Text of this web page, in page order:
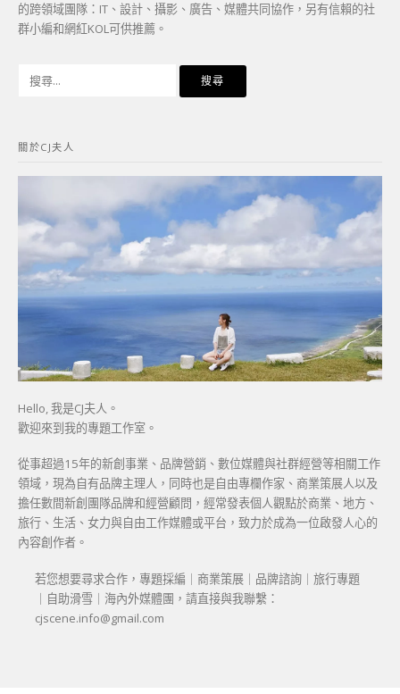
的跨領域團隊：IT、設計、攝影、廣告、媒體共同協作，另有信賴的社
群小編和網紅KOL可供推薦。
字:
關於CJ夫人
Hello, 我是CJ夫人。
歡迎來到我的專題工作室。
從事超過15年的新創事業、品牌營銷、數位媒體與社群經營等相關工作
領域，現為自有品牌主理人，同時也是自由專欄作家、商業策展人以及
擔任數間新創團隊品牌和經營顧問，經常發表個人觀點於商業、地方、
旅行、生活、女力與自由工作媒體或平台，致力於成為一位啟發人心的
內容創作者。
若您想要尋求合作，專題採編｜商業策展｜品牌諮詢｜旅行專題
｜自助滑雪｜海內外媒體團，請直接與我聯繫：
cjscene.info@gmail.com